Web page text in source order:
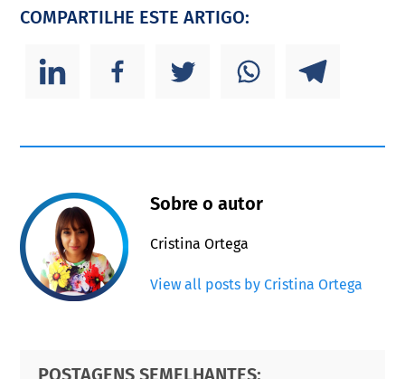
COMPARTILHE ESTE ARTIGO:
Sobre o autor
Cristina Ortega
View all posts by Cristina Ortega
Primary
Footer
POSTAGENS SEMELHANTES: